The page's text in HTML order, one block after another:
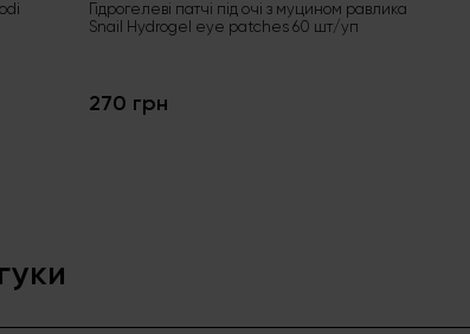
Гідрогелеві патчі під очі з муцином равлика
Snail Hydrogel eye patches 60 шт/уп
270 грн